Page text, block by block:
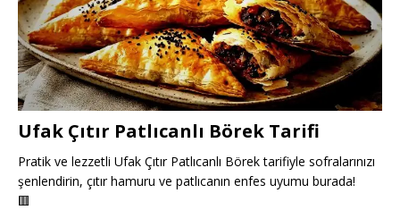
Ufak Çıtır Patlıcanlı Börek Tarifi
Pratik ve lezzetli Ufak Çıtır Patlıcanlı Börek tarifiyle sofralarınızı
şenlendirin, çıtır hamuru ve patlıcanın enfes uyumu burada!
🟥